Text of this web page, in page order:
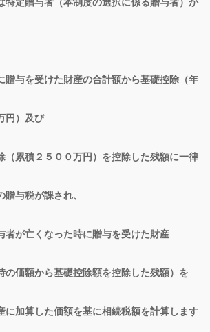
贈与を受けた財産の合計額から基礎控除（年
円）及び
（累積２５００万円）を控除した残額に一律
贈与税が課され、
者が亡くなった時に贈与を受けた財産
の価額から基礎控除額を控除した残額）を
に加算した価額を基に相続税額を計算します